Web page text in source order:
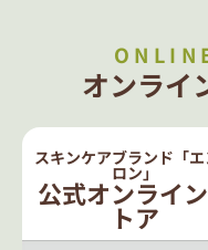
オンライ
スキンケアブランド「エ
ロン」
公式オンライ
トア